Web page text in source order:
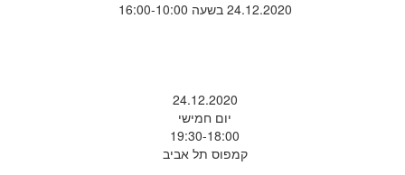
24.12.2020 בשעה 16:00-10:00
24.12.2020
יום חמישי
19:30-18:00
קמפוס תל אביב